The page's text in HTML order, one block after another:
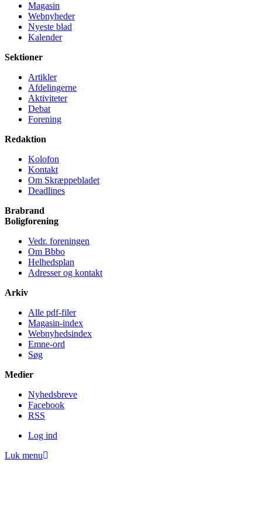
Magasin
Webnyheder
Nyeste blad
Kalender
Sektioner
Artikler
Afdelingerne
Aktiviteter
Debat
Forening
Redaktion
Kolofon
Kontakt
Om Skræppe­bladet
Deadlines
Brabrand
Bolig­forening
Vedr. foreningen
Om Bbbo
Helheds­plan
Adresser og kontakt
Arkiv
Alle pdf-filer
Magasin-index
Webnyhedsindex
Emne-ord
Søg
Medier
Nyheds­breve
Facebook
RSS
Log ind
Luk menu